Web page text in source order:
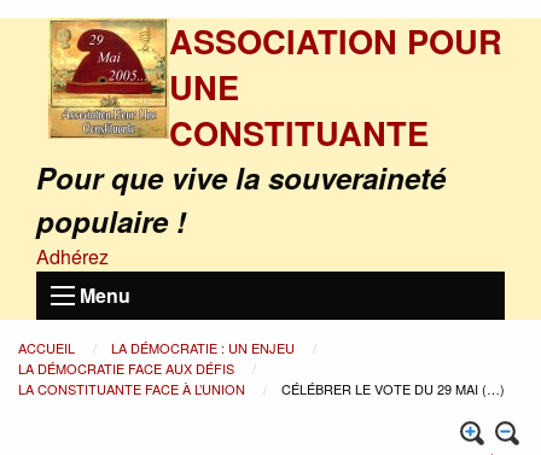
ASSOCIATION POUR
UNE
CONSTITUANTE
Pour que vive la souveraineté
populaire !
Adhérez
Menu
ACCUEIL
LA DÉMOCRATIE : UN ENJEU
LA DÉMOCRATIE FACE AUX DÉFIS
LA CONSTITUANTE FACE À L’UNION
CÉLÉBRER LE VOTE DU 29 MAI (…)